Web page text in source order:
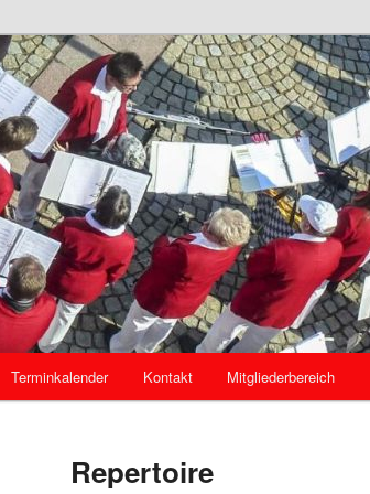
Kösching
Kösching
Terminkalender Kontakt Mitgliederbereich
Repertoire